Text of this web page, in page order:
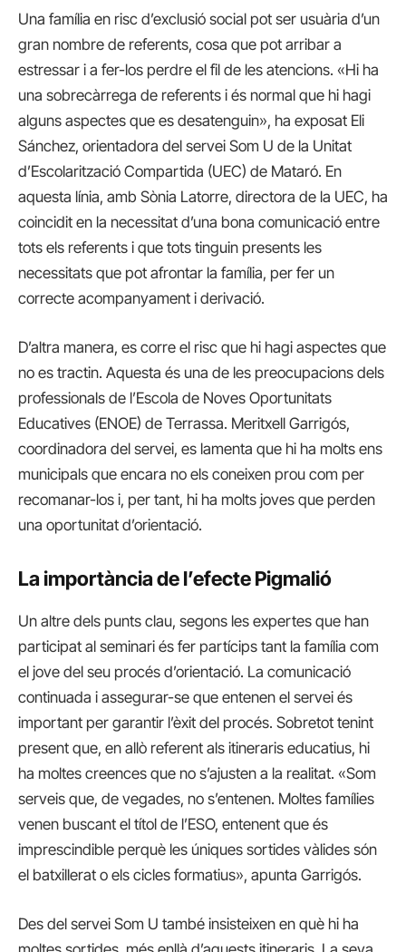
Una família en risc d’exclusió social pot ser usuària d’un
gran nombre de referents, cosa que pot arribar a
estressar i a fer-los perdre el fil de les atencions. «Hi ha
una sobrecàrrega de referents i és normal que hi hagi
alguns aspectes que es desatenguin», ha exposat Eli
Sánchez, orientadora del servei Som U de la Unitat
d’Escolarització Compartida (UEC) de Mataró. En
aquesta línia, amb Sònia Latorre, directora de la UEC, ha
coincidit en la necessitat d’una bona comunicació entre
tots els referents i que tots tinguin presents les
necessitats que pot afrontar la família, per fer un
correcte acompanyament i derivació.
D’altra manera, es corre el risc que hi hagi aspectes que
no es tractin. Aquesta és una de les preocupacions dels
professionals de l’Escola de Noves Oportunitats
Educatives (ENOE) de Terrassa. Meritxell Garrigós,
coordinadora del servei, es lamenta que hi ha molts ens
municipals que encara no els coneixen prou com per
recomanar-los i, per tant, hi ha molts joves que perden
una oportunitat d’orientació.
La importància de l’efecte Pigmalió
Un altre dels punts clau, segons les expertes que han
participat al seminari és fer partícips tant la família com
el jove del seu procés d’orientació. La comunicació
continuada i assegurar-se que entenen el servei és
important per garantir l’èxit del procés. Sobretot tenint
present que, en allò referent als itineraris educatius, hi
ha moltes creences que no s’ajusten a la realitat. «Som
serveis que, de vegades, no s’entenen. Moltes famílies
venen buscant el títol de l’ESO, entenent que és
imprescindible perquè les úniques sortides vàlides són
el batxillerat o els cicles formatius», apunta Garrigós.
Des del servei Som U també insisteixen en què hi ha